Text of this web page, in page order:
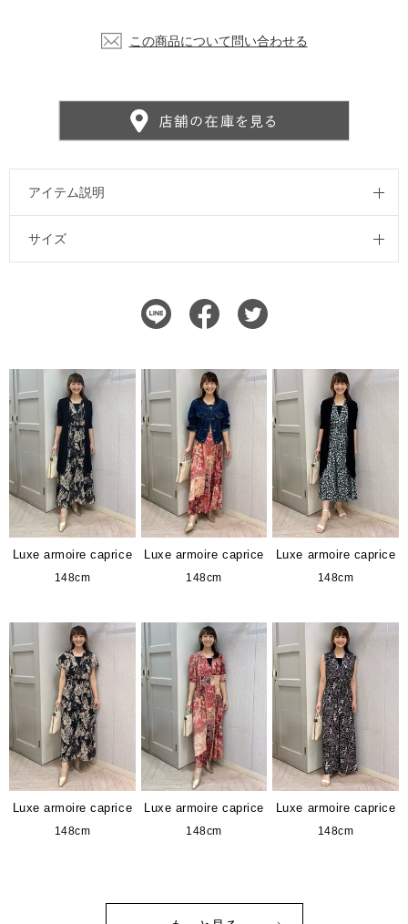
この商品について問い合わせる
アイテム説明
サイズ
Luxe armoire caprice
148cm
Luxe armoire caprice
148cm
Luxe armoire caprice
148cm
Luxe armoire caprice
148cm
Luxe armoire caprice
148cm
Luxe armoire caprice
148cm